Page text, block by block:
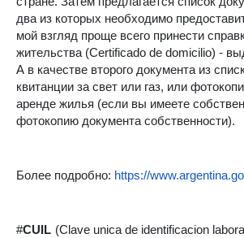
два из которых необходимо
мой взгляд проще всего принести
жительства (Certificado de domicilio) -
А в качестве второго документа из
квитанции за свет или газ, или
аренде жилья (если вы имеете
фотокопию документа собственности).
Более подробно: https://
#CUIL (Clave unica de identificacion